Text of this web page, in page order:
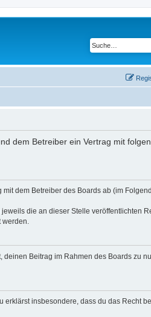
dem Betreiber ein Vertrag mit
dem Betreiber des Boards ab (im
die an dieser Stelle veröffentlichten
werden.
Beitrag im Rahmen des Boards zu
insbesondere, dass du das Recht